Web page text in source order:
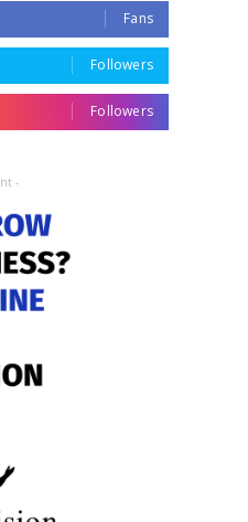
Fans
Followers
Followers
-